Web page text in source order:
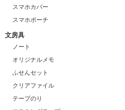
スマホカバー
スマホポーチ
文房具
ノート
オリジナルメモ
ふせんセット
クリアファイル
テープのり